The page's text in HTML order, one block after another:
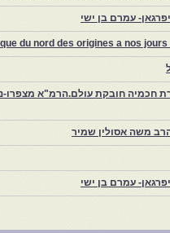
עמרם בן ישי
du nord des origines a nos jours
משה אסולין שמיר
עמרם בן ישי